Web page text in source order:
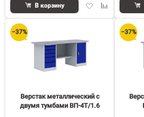
ДобавитьДобавить
сравнению
В корзину
−37%
Верстак металлический с
двумя тумбами ВП-4Т/1.6
−37%